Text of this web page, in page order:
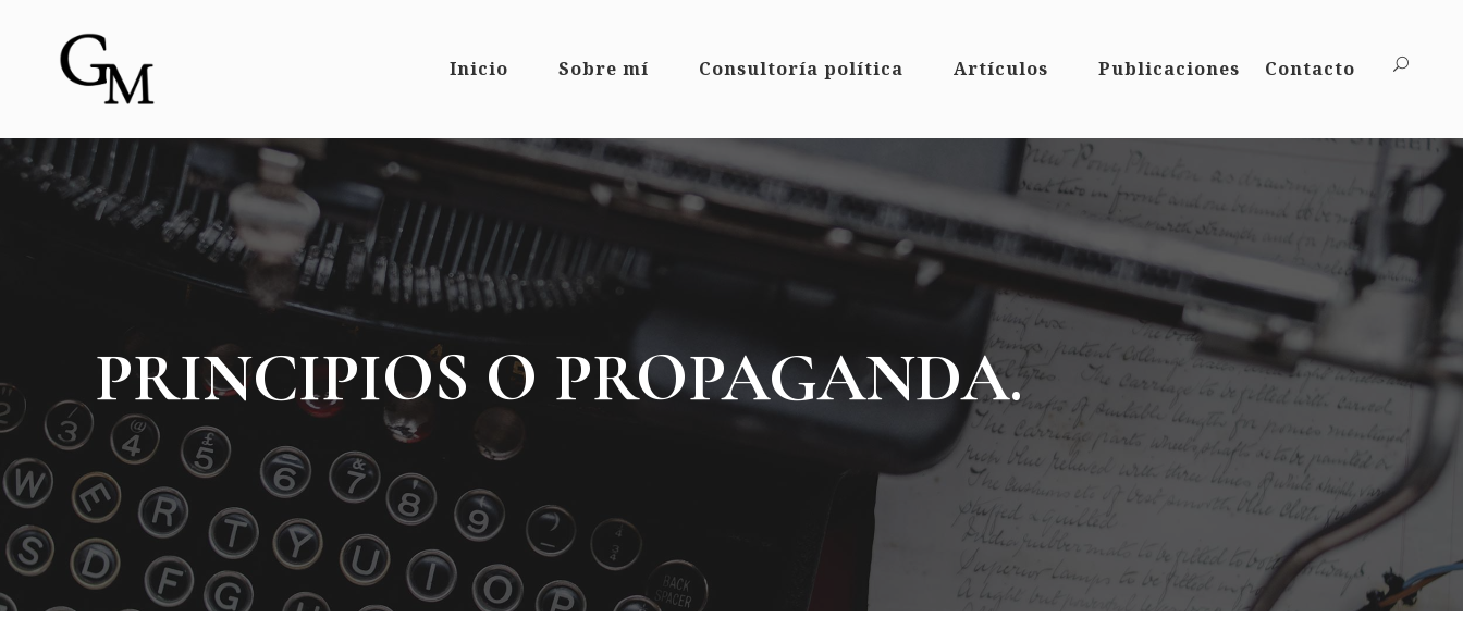
Inicio Sobre mí Consultoría política Artículos Publicaciones Contacto
PRINCIPIOS O PROPAGANDA.